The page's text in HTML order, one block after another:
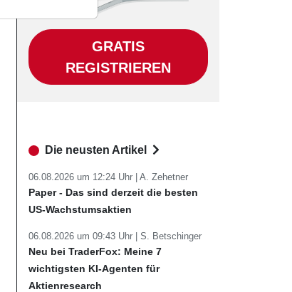
GRATIS
REGISTRIEREN
Die neusten Artikel
06.08.2026 um 12:24 Uhr | A. Zehetner
Paper - Das sind derzeit die besten
US-Wachstumsaktien
06.08.2026 um 09:43 Uhr | S. Betschinger
Neu bei TraderFox: Meine 7
wichtigsten KI-Agenten für
Aktienresearch